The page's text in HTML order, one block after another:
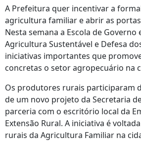
A Prefeitura quer incentivar a
agricultura familiar e abrir as
Nesta semana a Escola de Governo
Agricultura Sustentável e Defesa
iniciativas importantes que
concretas o setor agropecuário na
Os produtores rurais participaram
de um novo projeto da Secretaria
parceria com o escritório local da
Extensão Rural. A iniciativa é
rurais da Agricultura Familiar na